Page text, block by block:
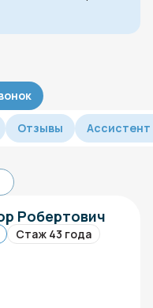
Отзывы
Робертович
Стаж 43 года